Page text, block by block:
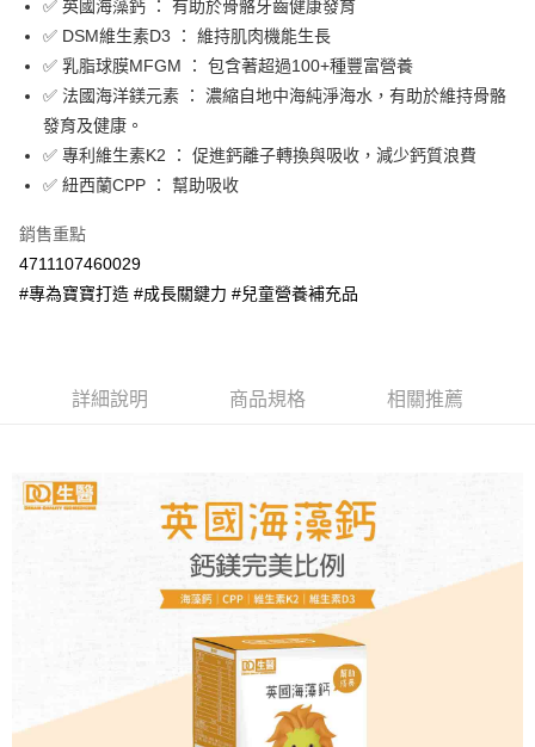
AFTEE先享後付
相關說明
【關於「AFTEE先享後付」】
AFTEE先享後付是「在收到商品之後才付款」的支付方式。 讓您購物簡單
便利好安心！
１．簡單：不需註冊會員、不需綁卡、不需儲值。
２．便利：只要手機號碼，簡訊認證，即可結帳。
１．於結帳方式選擇「AFTEE先享後付」後，將跳轉至「AFTEE先享後付」
結帳頁面，進行簡訊認證並確認金額後，即可完成結帳。
購買商品的店家。未經商家同意取消之訂單仍視為有效，需透過AFTEE先享
客戶支援中心」
１．透過由恩沛科技股份有限公司提供之「AFTEE先享後付」服務完成之交
易，需依本服務之必要範圍內提供個人資料，並將交易相關給付款項請求債
權轉讓予恩沛科技股份有限公司。
https://aftee.tw/terms/#terms3
３．未成年的使用者請事先徵得法定代理人或監護人之同意方可使用
「AFTEE先享後付」，若未經同意申辦者引起之損失，本公司不負相關責
４．使用「AFTEE先享後付」時，將依據個別帳號之用戶狀況，依本公司即
ATM付款
運送方式
付款後全家取貨
每筆NT$60，滿NT$590(含以上)免運費
每筆NT$60，滿NT$590(含以上)免運費
每筆NT$100，滿NT$590(含以上)免運費
每筆NT$150，滿NT$890(含以上)免運費
✅ 英國海藻鈣 ： 有助於骨骼牙齒健康發育
✅ DSM維生素D3 ： 維持肌肉機能生長
✅ 乳脂球膜MFGM ： 包含著超過100+種豐富營養
✅ 法國海洋鎂元素 ： 濃縮自地中海純淨海水，有助於維持骨骼
發育及健康。
✅ 專利維生素K2 ： 促進鈣離子轉換與吸收，減少鈣質浪費
✅ 紐西蘭CPP ： 幫助吸收
銷售重點
4711107460029
#專為寶寶打造 #成長關鍵力 #兒童營養補充品
詳細說明 商品規格 相關推薦